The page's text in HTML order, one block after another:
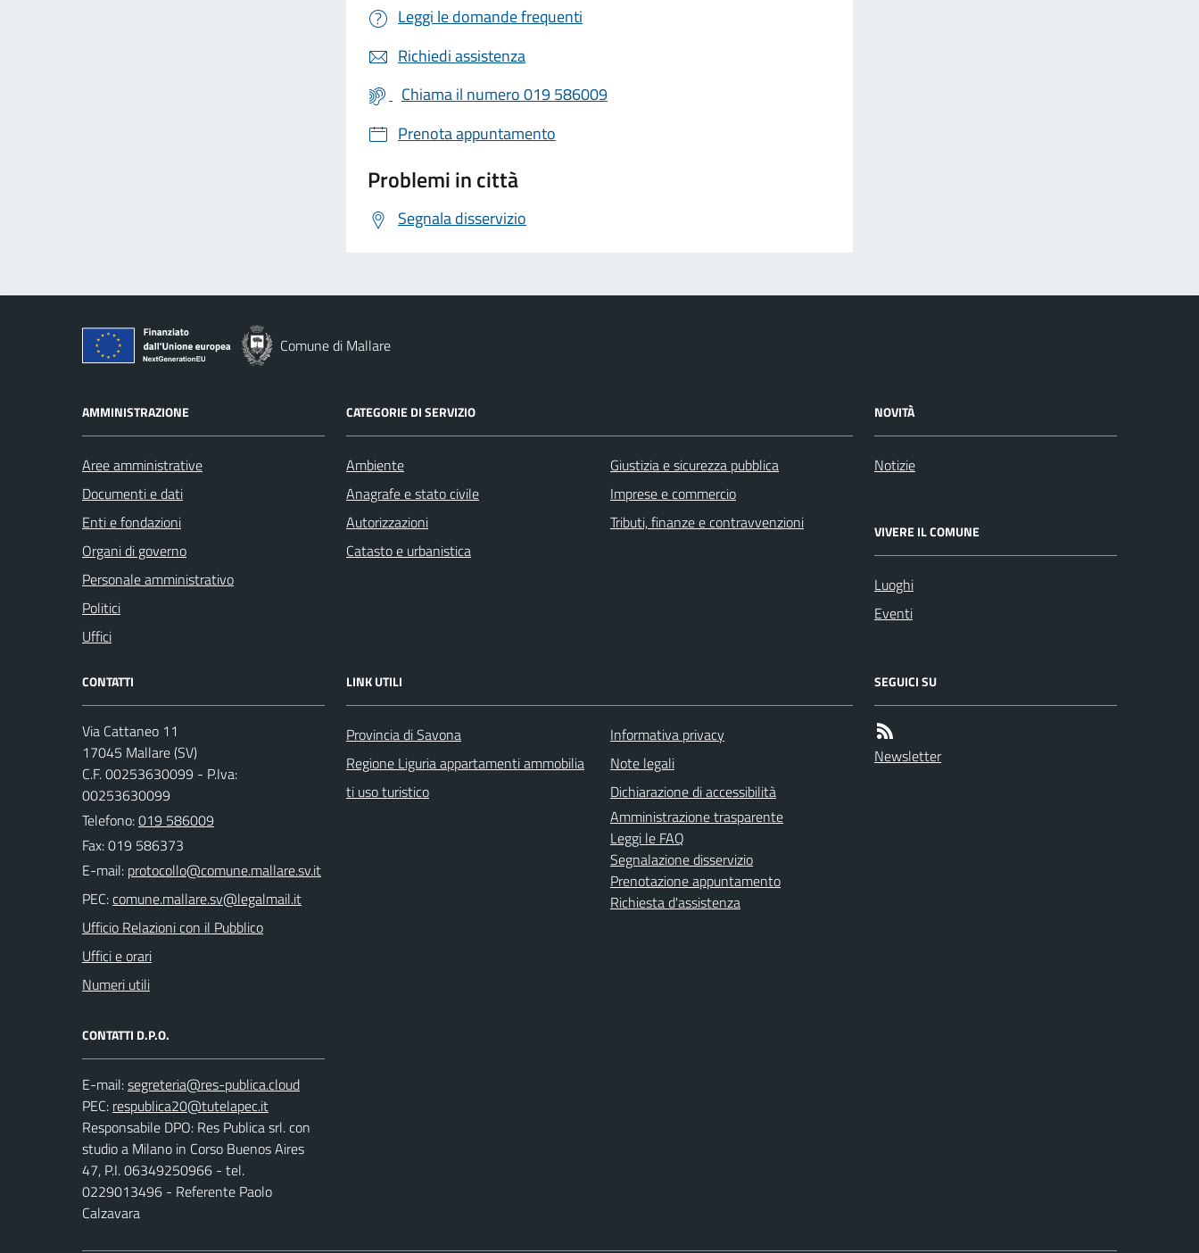
Leggi le domande frequenti
Richiedi assistenza
Chiama il numero 019 586009
Prenota appuntamento
Problemi in città
Segnala disservizio
Comune di Mallare
AMMINISTRAZIONE
Aree amministrative
Documenti e dati
Enti e fondazioni
Organi di governo
Personale amministrativo
Politici
Uffici
CATEGORIE DI SERVIZIO
Ambiente
Anagrafe e stato civile
Autorizzazioni
Catasto e urbanistica
Giustizia e sicurezza pubblica
Imprese e commercio
Tributi, finanze e contravvenzioni
NOVITÀ
Notizie
VIVERE IL COMUNE
Luoghi
Eventi
CONTATTI
Via Cattaneo 11
17045 Mallare (SV)
C.F. 00253630099 - P.Iva:
00253630099
Telefono:019 586009
Fax: 019 586373
E-mail:
PEC:
Ufficio Relazioni con il Pubblico
Uffici e orari
Numeri utili
CONTATTI D.P.O.
E-mail:
PEC:
Responsabile DPO: Res Publica srl. con
studio a Milano in Corso Buenos Aires
47, P.I. 06349250966 - tel.
0229013496 - Referente Paolo
Calzavara
LINK UTILI
Provincia di Savona
Regione Liguria appartamenti ammobilia
ti uso turistico
Informativa privacy
Note legali
Dichiarazione di accessibilità
Amministrazione trasparente
Leggi le FAQ
Segnalazione disservizio
Prenotazione appuntamento
Richiesta d'assistenza
SEGUICI SU
Newsletter